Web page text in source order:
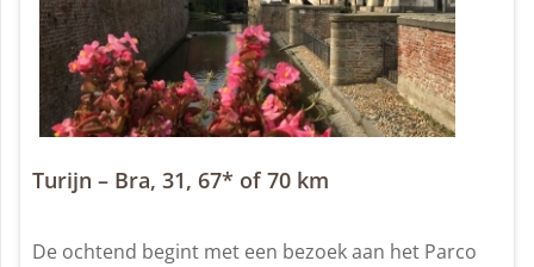
Turijn – Bra, 31, 67* of 70 km
De ochtend begint met een bezoek aan het Parco